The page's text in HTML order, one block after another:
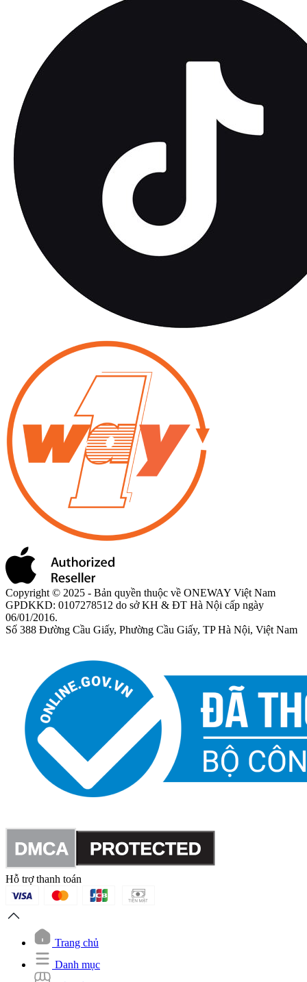
Copyright © 2025 - Bản quyền thuộc về ONEWAY Việt Nam
GPDKKD: 0107278512 do sở KH & ĐT Hà Nội cấp ngày
06/01/2016.
Số 388 Đường Cầu Giấy, Phường Cầu Giấy, TP Hà Nội, Việt Nam
Hỗ trợ thanh toán
Trang chủ
Danh mục